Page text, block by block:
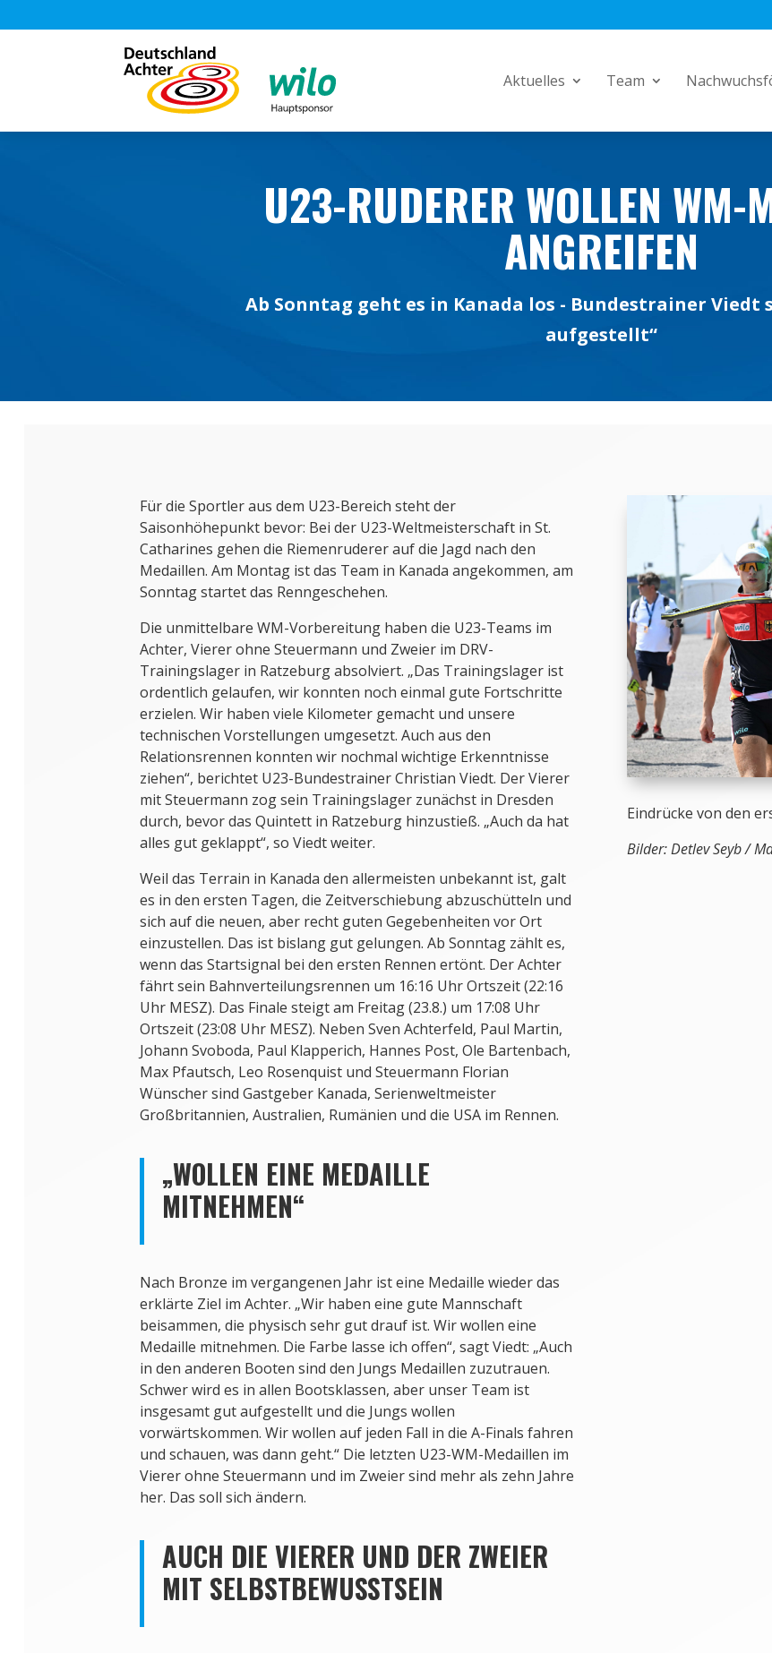
Aktuelles Team
U23-RUDERER WOLLEN WM-
ANGREIFEN
Ab Sonntag geht es in Kanada los - Bundestrainer Viedt
aufgestellt“
Für die Sportler aus dem U23-Bereich steht der
Saisonhöhepunkt bevor: Bei der U23-Weltmeisterschaft in St.
Catharines gehen die Riemenruderer auf die Jagd nach den
Medaillen. Am Montag ist das Team in Kanada angekommen, am
Sonntag startet das Renngeschehen.
Die unmittelbare WM-Vorbereitung haben die U23-Teams im
Achter, Vierer ohne Steuermann und Zweier im DRV-
Trainingslager in Ratzeburg absolviert. „Das Trainingslager ist
ordentlich gelaufen, wir konnten noch einmal gute Fortschritte
erzielen. Wir haben viele Kilometer gemacht und unsere
technischen Vorstellungen umgesetzt. Auch aus den
Relationsrennen konnten wir nochmal wichtige Erkenntnisse
ziehen“, berichtet U23-Bundestrainer Christian Viedt. Der Vierer
mit Steuermann zog sein Trainingslager zunächst in Dresden
durch, bevor das Quintett in Ratzeburg hinzustieß. „Auch da hat
alles gut geklappt“, so Viedt weiter.
Weil das Terrain in Kanada den allermeisten unbekannt ist, galt
es in den ersten Tagen, die Zeitverschiebung abzuschütteln und
sich auf die neuen, aber recht guten Gegebenheiten vor Ort
einzustellen. Das ist bislang gut gelungen. Ab Sonntag zählt es,
wenn das Startsignal bei den ersten Rennen ertönt. Der Achter
fährt sein Bahnverteilungsrennen um 16:16 Uhr Ortszeit (22:16
Uhr MESZ). Das Finale steigt am Freitag (23.8.) um 17:08 Uhr
Ortszeit (23:08 Uhr MESZ). Neben Sven Achterfeld, Paul Martin,
Johann Svoboda, Paul Klapperich, Hannes Post, Ole Bartenbach,
Max Pfautsch, Leo Rosenquist und Steuermann Florian
Wünscher sind Gastgeber Kanada, Serienweltmeister
Großbritannien, Australien, Rumänien und die USA im Rennen.
„WOLLEN EINE MEDAILLE
MITNEHMEN“
Nach Bronze im vergangenen Jahr ist eine Medaille wieder das
erklärte Ziel im Achter. „Wir haben eine gute Mannschaft
beisammen, die physisch sehr gut drauf ist. Wir wollen eine
Medaille mitnehmen. Die Farbe lasse ich offen“, sagt Viedt: „Auch
in den anderen Booten sind den Jungs Medaillen zuzutrauen.
Schwer wird es in allen Bootsklassen, aber unser Team ist
insgesamt gut aufgestellt und die Jungs wollen
vorwärtskommen. Wir wollen auf jeden Fall in die A-Finals fahren
und schauen, was dann geht.“ Die letzten U23-WM-Medaillen im
Vierer ohne Steuermann und im Zweier sind mehr als zehn Jahre
her. Das soll sich ändern.
AUCH DIE VIERER UND DER ZWEIER
MIT SELBSTBEWUSSTSEIN
Eindrücke von den
Bilder: Detlev Seyb /